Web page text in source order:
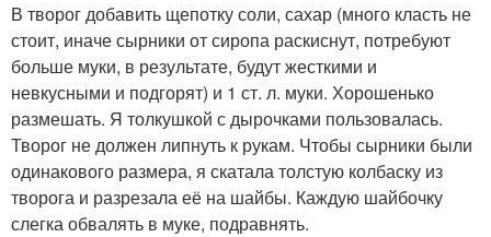
В творог добавить щепотку соли, сахар (много класть не
стоит, иначе сырники от сиропа раскиснут, потребуют
больше муки, в результате, будут жесткими и
невкусными и подгорят) и 1 ст. л. муки. Хорошенько
размешать. Я толкушкой с дырочками пользовалась.
Творог не должен липнуть к рукам. Чтобы сырники были
одинакового размера, я скатала толстую колбаску из
творога и разрезала её на шайбы. Каждую шайбочку
слегка обвалять в муке, подравнять.